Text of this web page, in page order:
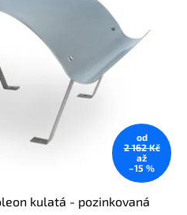
od
2 162 Kč
až
–15 %
kulatá - pozinkovaná